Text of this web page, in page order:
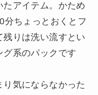
アイテム。かため
分ちょっとおくとフ
残りは洗い流すとい
グ系のパックです
気にならなかった